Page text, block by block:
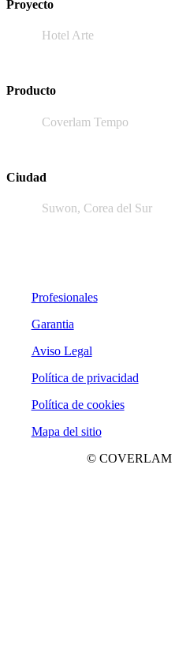
Proyecto
Hotel Arte
Producto
Coverlam Tempo
Ciudad
Suwon, Corea del Sur
Profesionales
Garantia
Aviso Legal
Política de privacidad
Política de cookies
Mapa del sitio
© COVERLAM